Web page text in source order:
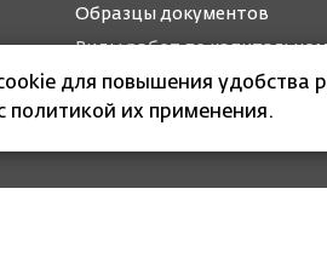
Образцы документов
Виды работ по
для повышения удобства
политикой их применения.